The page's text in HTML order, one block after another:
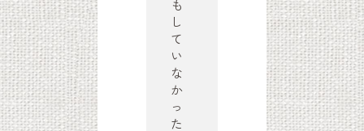
も
し
て
い
な
か
っ
た